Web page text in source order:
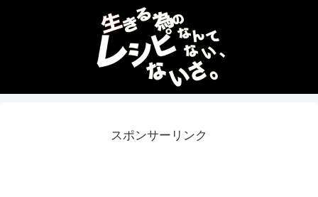
スポンサーリンク